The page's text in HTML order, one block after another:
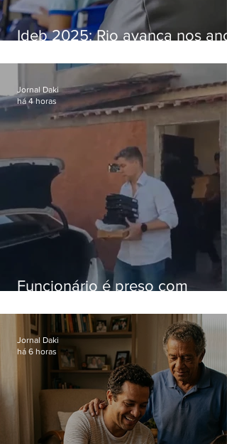
Ideb 2025: Rio avança nos
nacional
Funcionário é preso com
Hospital do Andaraí
Jornal Daki
há 4 horas
Jornal Daki
há 6 horas